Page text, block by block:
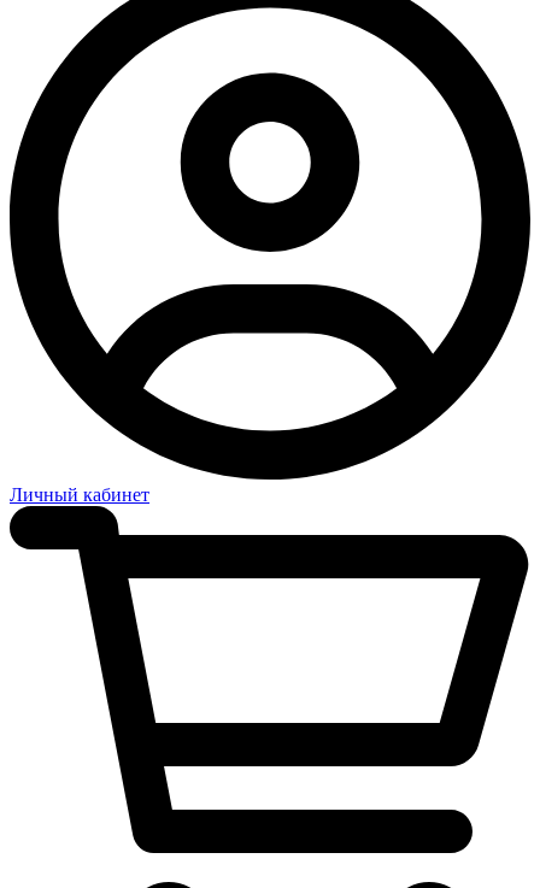
Личный кабинет